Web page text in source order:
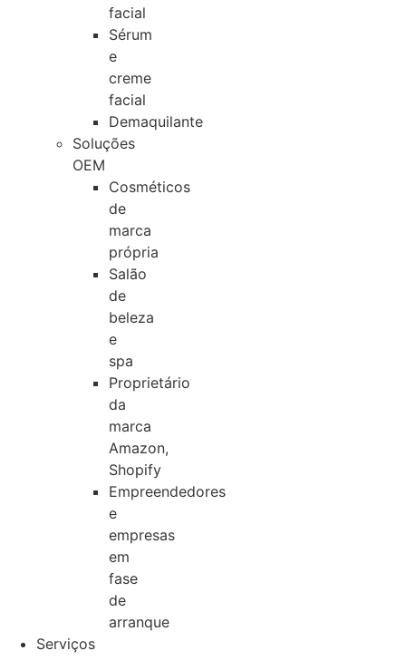
facial
Sérum
e
creme
facial
Demaquilante
Soluções
OEM
Cosméticos
de
marca
própria
Salão
de
beleza
e
spa
Proprietário
da
marca
Amazon,
Shopify
Empreendedores
e
empresas
em
fase
de
arranque
Serviços